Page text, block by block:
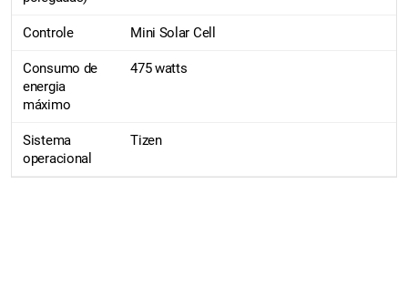
Controle Mini Solar Cell
Consumo de
energia
máximo
475 watts
Sistema
operacional
Tizen